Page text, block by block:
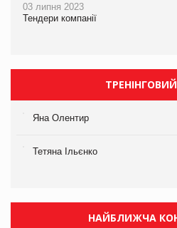
03 липня 2023
Тендери компанії
Яна Олентир
Тетяна Ільєнко
НАЙБЛИЖЧА